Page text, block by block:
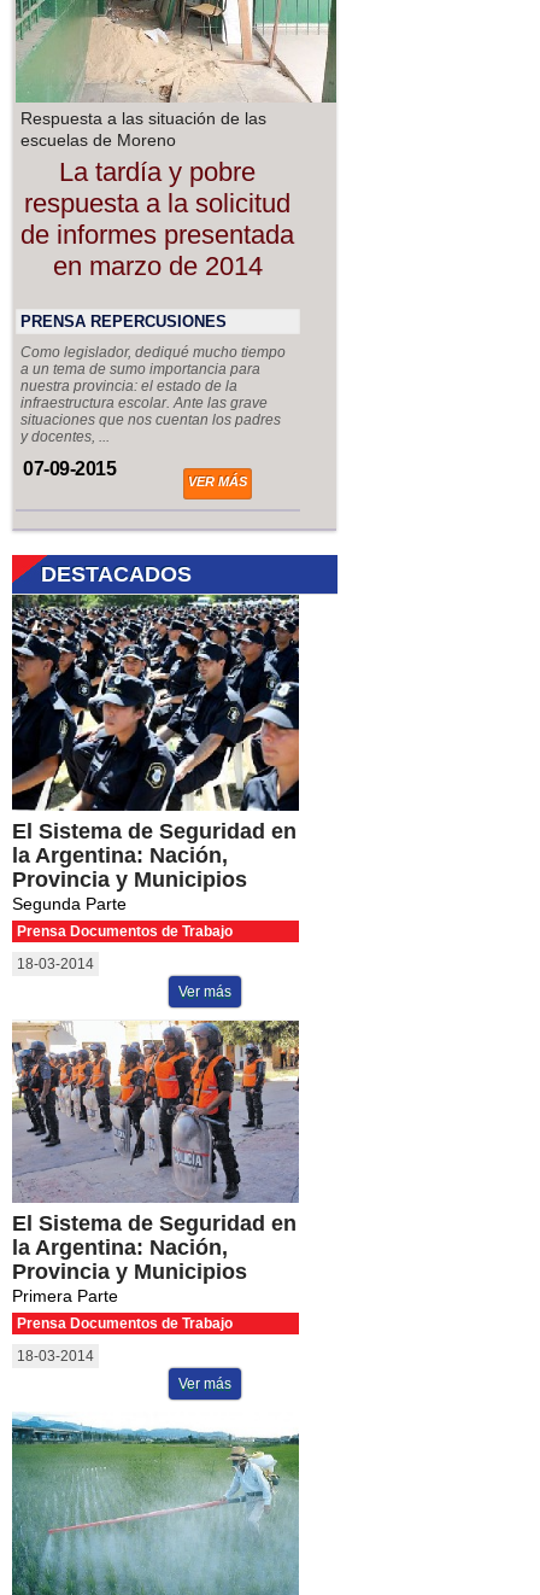
Respuesta a las situación de las
escuelas de Moreno
La tardía y pobre
respuesta a la solicitud
de informes presentada
en marzo de 2014
PRENSA REPERCUSIONES
Como legislador, dediqué mucho tiempo
a un tema de sumo importancia para
nuestra provincia: el estado de la
infraestructura escolar. Ante las grave
situaciones que nos cuentan los padres
y docentes, ...
07-09-2015
VER MÁS
DESTACADOS
El Sistema de Seguridad en
la Argentina: Nación,
Provincia y Municipios
Segunda Parte
Prensa Documentos de Trabajo
18-03-2014
Ver más
El Sistema de Seguridad en
la Argentina: Nación,
Provincia y Municipios
Primera Parte
Prensa Documentos de Trabajo
18-03-2014
Ver más